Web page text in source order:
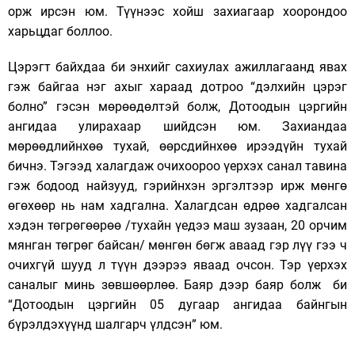
орж ирсэн юм. Түүнээс хойш захиагаар хоорондоо
харьцдаг боллоо.
Цэрэгт байхдаа би энхийг сахиулах ажиллагаанд явах
гэж байгаа нэг ахыг хараад дотроо “дэлхийн цэрэг
болно” гэсэн мөрөөдөлтэй болж, Дотоодын цэргийн
ангидаа улирахаар шийдсэн юм. Захиандаа
мөрөөдлийнхөө тухай, өөрсдийнхөө ирээдүйн тухай
бичнэ. Тэгээд халагдаж очихоороо үерхэх санал тавина
гэж бодоод найзууд, гэрийнхэн эргэлтээр ирж мөнгө
өгөхөөр нь нам хадгална. Халагдсан өдрөө хадгалсан
хэдэн төгрөгөөрөө /тухайн үедээ маш зузаан, 20 орчим
мянган төгрөг байсан/ мөнгөн бөгж аваад гэр лүү гээ ч
очихгүй шууд л түүн дээрээ яваад очсон. Тэр үерхэх
саналыг минь зөвшөөрлөө. Баяр дээр баяр болж би
“Дотоодын цэргийн 05 дугаар ангидаа байнгын
бүрэлдэхүүнд шалгарч үлдсэн” юм.